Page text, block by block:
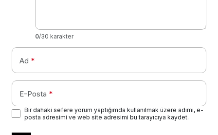
0/30 karakter
Ad *
E-Posta *
Bir dahaki sefere yorum yaptığımda kullanılmak üzere adımı, e-
posta adresimi ve web site adresimi bu tarayıcıya kaydet.